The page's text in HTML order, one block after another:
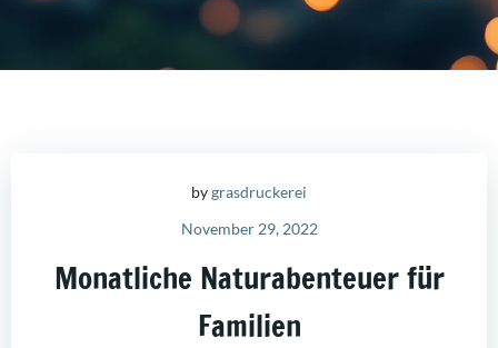
bygrasdruckerei
November 29, 2022
Monatliche Naturabenteuer für
Familien